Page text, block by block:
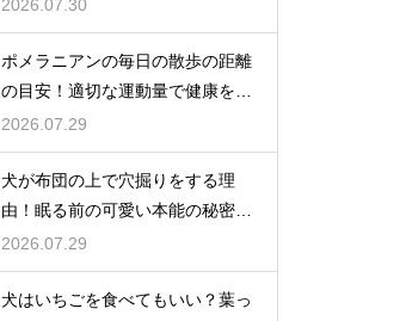
2026.07.30
ポメラニアンの毎日の散歩の距離
の目安！適切な運動量で健康を維
持
2026.07.29
犬が布団の上で穴掘りをする理
由！眠る前の可愛い本能の秘密を
解説
2026.07.29
犬はいちごを食べてもいい？葉っ